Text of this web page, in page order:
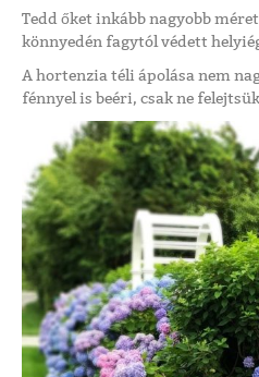
Tedd őket inkább nagyobb
könnyedén fagytól védett
A hortenzia téli ápolása nem
fénnyel is beéri, csak ne